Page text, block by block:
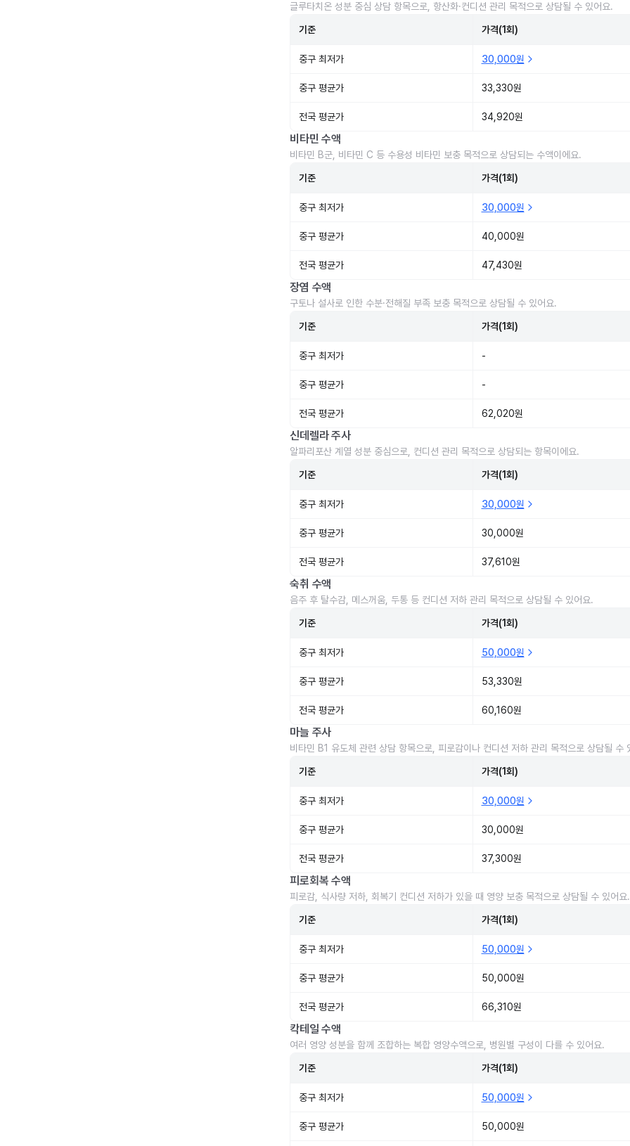
글루타치온 성분 중심 상담 항목으로, 항산화·컨디션 관리 목적으로 상담될 수 있어요.
기준 가격(1회)
중구 최저가 30,000원
중구 평균가 33,330원
전국 평균가 34,920원
비타민 수액
비타민 B군, 비타민 C 등 수용성 비타민 보충 목적으로 상담되는 수액이에요.
기준 가격(1회)
중구 최저가 30,000원
중구 평균가 40,000원
전국 평균가 47,430원
장염 수액
구토나 설사로 인한 수분·전해질 부족 보충 목적으로 상담될 수 있어요.
기준 가격(1회)
중구 최저가 -
중구 평균가 -
전국 평균가 62,020원
신데렐라 주사
알파리포산 계열 성분 중심으로, 컨디션 관리 목적으로 상담되는 항목이에요.
기준 가격(1회)
중구 최저가 30,000원
중구 평균가 30,000원
전국 평균가 37,610원
숙취 수액
음주 후 탈수감, 메스꺼움, 두통 등 컨디션 저하 관리 목적으로 상담될 수 있어요.
기준 가격(1회)
중구 최저가 50,000원
중구 평균가 53,330원
전국 평균가 60,160원
마늘 주사
비타민 B1 유도체 관련 상담 항목으로, 피로감이나 컨디션 저하 관리 목적으로 상담될 수
기준 가격(1회)
중구 최저가 30,000원
중구 평균가 30,000원
전국 평균가 37,300원
피로회복 수액
피로감, 식사량 저하, 회복기 컨디션 저하가 있을 때 영양 보충 목적으로 상담될 수 있어요.
기준 가격(1회)
중구 최저가 50,000원
중구 평균가 50,000원
전국 평균가 66,310원
칵테일 수액
여러 영양 성분을 함께 조합하는 복합 영양수액으로, 병원별 구성이 다를 수 있어요.
기준 가격(1회)
중구 최저가 50,000원
중구 평균가 50,000원